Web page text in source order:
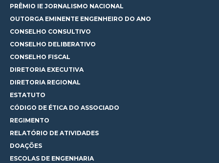
PRÊMIO IE JORNALISMO NACIONAL
OUTORGA EMINENTE ENGENHEIRO DO ANO
CONSELHO CONSULTIVO
CONSELHO DELIBERATIVO
CONSELHO FISCAL
DIRETORIA EXECUTIVA
DIRETORIA REGIONAL
ESTATUTO
CÓDIGO DE ÉTICA DO ASSOCIADO
REGIMENTO
RELATÓRIO DE ATIVIDADES
DOAÇÕES
ESCOLAS DE ENGENHARIA